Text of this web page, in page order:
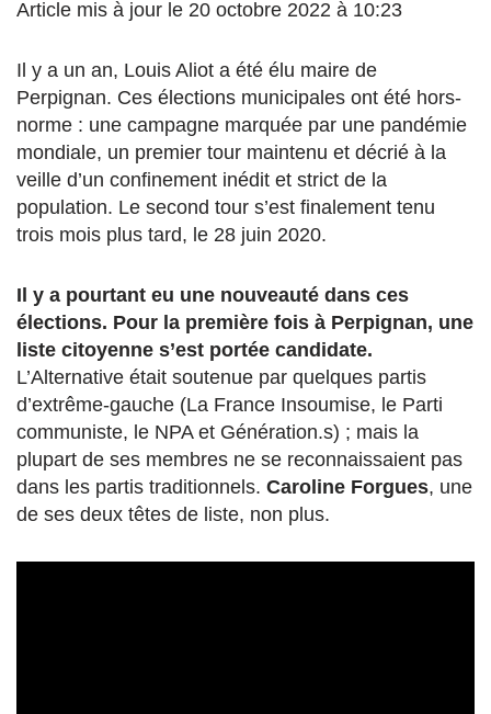
Article mis à jour le 20 octobre 2022 à 10:23
Il y a un an, Louis Aliot a été élu maire de
Perpignan. Ces élections municipales ont été hors-
norme : une campagne marquée par une pandémie
mondiale, un premier tour maintenu et décrié à la
veille d’un confinement inédit et strict de la
population. Le second tour s’est finalement tenu
trois mois plus tard, le 28 juin 2020.
Il y a pourtant eu une nouveauté dans ces
élections. Pour la première fois à Perpignan, une
liste citoyenne s’est portée candidate.
L’Alternative était soutenue par quelques partis
d’extrême-gauche (La France Insoumise, le Parti
communiste, le NPA et Génération.s) ; mais la
plupart de ses membres ne se reconnaissaient pas
dans les partis traditionnels. Caroline Forgues, une
de ses deux têtes de liste, non plus.